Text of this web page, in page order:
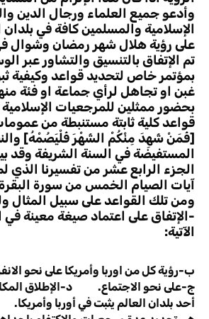
وأدعو جميع العلماء ورجال الدين
الإسلامية والمسلمين كافة في بلدان
على رؤية هلال شهر رمضان وشوال
تم الإتفاق بالتنسيق والتشاور عبر
بمؤتمر خاص لتحديد قواعد وكيفية
غبن او تجاهل لرأي جماعة او فئة
بحضور ممثلين للمرجعيات
قواعد كلية ثابتة مستنبطة من
[فَمَنْ شَهِدَ مِنْكُمْ الشَهْرَ فَلْيَصُمْهُ]
المستفيضة في السنة الشريفة وقد
الجزء الرابع عشر من تفسيرنا الذي
آيات الصيام الخمس من سورة
ومن تلك القواعد على سبيل المثال
-الإتفاق على اعتماد صيغة معينة في
الآتية:
ب-رؤية كل من اوربا وأمريكا على نحو
ج-على نحو الاجتماع. د-الإطلاق
أحد بلدان العالم يثبت في أوربا وأمريكا.